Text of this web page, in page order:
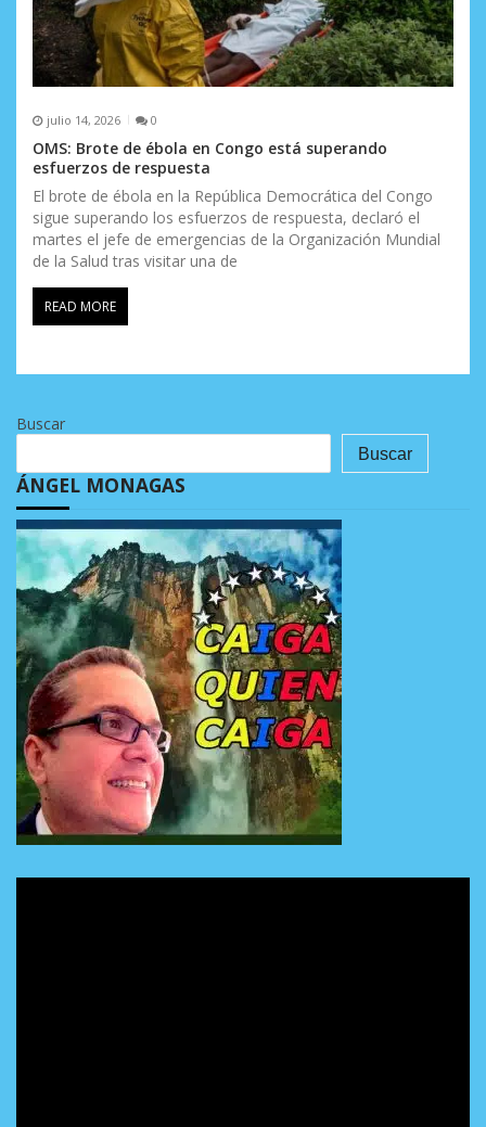
julio 14, 2026 0
OMS: Brote de ébola en Congo está superando
esfuerzos de respuesta
El brote de ébola en la República Democrática del Congo
sigue superando los esfuerzos de respuesta, declaró el
martes el jefe de emergencias de la Organización Mundial
de la Salud tras visitar una de
READ MORE
Buscar
Buscar
ÁNGEL MONAGAS